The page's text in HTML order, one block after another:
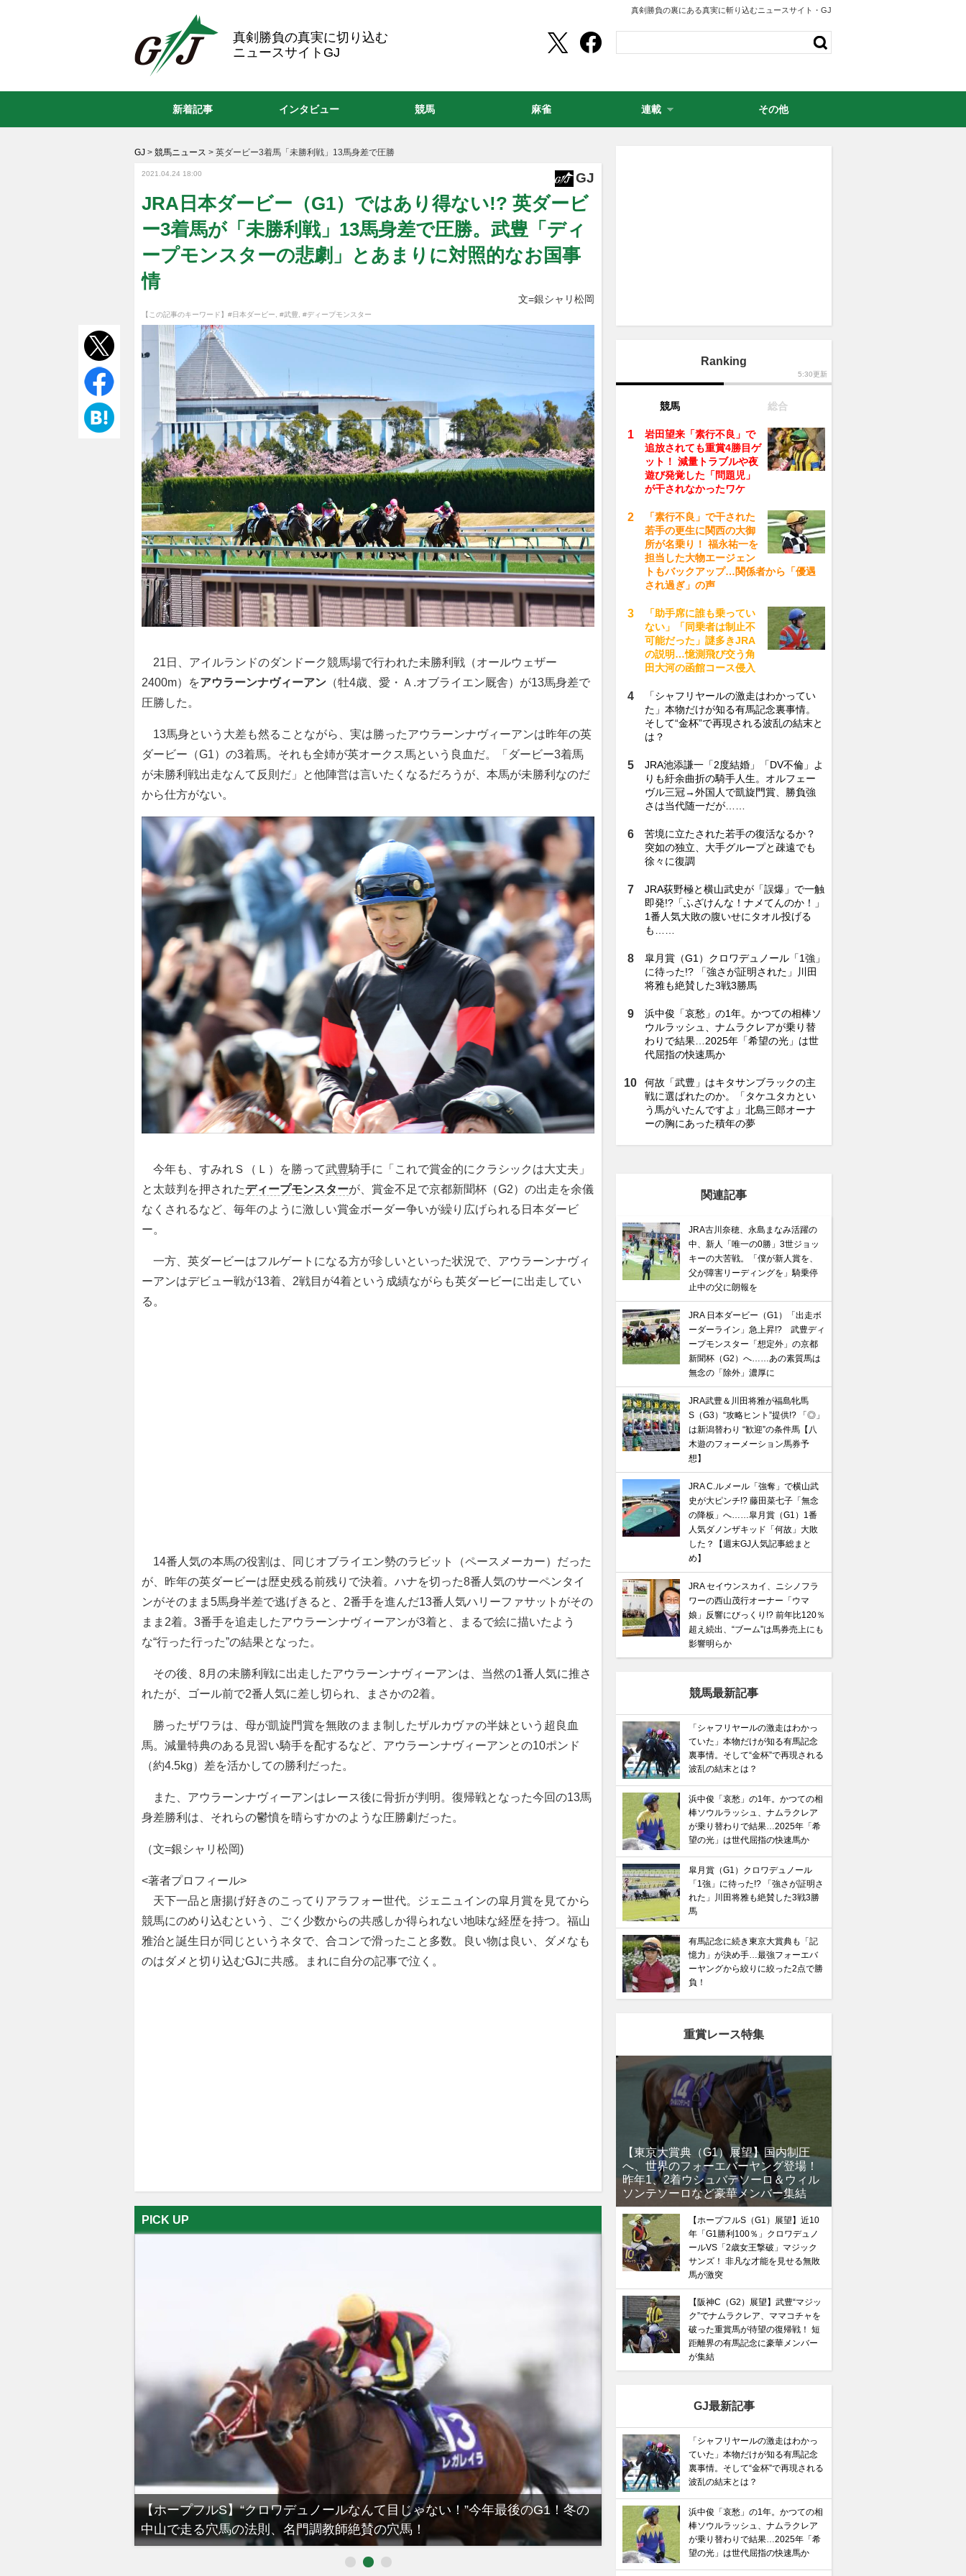
真剣勝負の裏にある真実に斬り込むニュースサイト・GJ
真剣勝負の真実に切り込む
ニュースサイトGJ
GJ > 競馬ニュース > 英ダービー3着馬「未勝利戦」13馬身差で圧勝
2021.04.24 18:00 GJ
JRA日本ダービー（G1）ではあり得ない!? 英ダービ
ー3着馬が「未勝利戦」13馬身差で圧勝。武豊「ディ
ープモンスターの悲劇」とあまりに対照的なお国事
情
文=銀シャリ松岡
【この記事のキーワード】 #日本ダービー #武豊 #ディープモンスター
21日、アイルランドのダンドーク競馬場で行われた未勝利戦（オールウェザー
2400m）をアウラーンナヴィーアン （牡4歳、愛・Ａ.オブライエン厩舎）が13馬身差で
圧勝した。
13馬身という大差も然ることながら、実は勝ったアウラーンナヴィーアンは昨年の英
ダービー（G1）の3着馬。それも全姉が英オークス馬という良血だ。「ダービー3着馬
が未勝利戦出走なんて反則だ」と他陣営は言いたくなるだろうが、本馬が未勝利なのだ
から仕方がない。
今年も、すみれＳ（Ｌ）を勝って武豊騎手に「これで賞金的にクラシックは大丈夫」
と太鼓判を押されたディープモンスターが、賞金不足で京都新聞杯（G2）の出走を余儀
なくされるなど、毎年のように激しい賞金ボーダー争いが繰り広げられる日本ダービ
ー。
一方、英ダービーはフルゲートになる方が珍しいといった状況で、アウラーンナヴィ
ーアンはデビュー戦が13着、2戦目が4着という成績ながらも英ダービーに出走してい
る。
14番人気の本馬の役割は、同じオブライエン勢のラビット（ペースメーカー）だった
が、昨年の英ダービーは歴史残る前残りで決着。ハナを切った8番人気のサーペンタイ
ンがそのまま5馬身半差で逃げきると、2番手を進んだ13番人気ハリーファサットがその
まま2着。3番手を追走したアウラーンナヴィーアンが3着と、まるで絵に描いたよう
な“行った行った”の結果となった。
その後、8月の未勝利戦に出走したアウラーンナヴィーアンは、当然の1番人気に推さ
れたが、ゴール前で2番人気に差し切られ、まさかの2着。
勝ったザワラは、母が凱旋門賞を無敗のまま制したザルカヴァの半妹という超良血
馬。減量特典のある見習い騎手を配するなど、アウラーンナヴィーアンとの10ポンド
（約4.5kg）差を活かしての勝利だった。
また、アウラーンナヴィーアンはレース後に骨折が判明。復帰戦となった今回の13馬
身差勝利は、それらの鬱憤を晴らすかのような圧勝劇だった。
（文=銀シャリ松岡)
<著者プロフィール>
天下一品と唐揚げ好きのこってりアラフォー世代。ジェニュインの皐月賞を見てから
競馬にのめり込むという、ごく少数からの共感しか得られない地味な経歴を持つ。福山
雅治と誕生日が同じというネタで、合コンで滑ったこと多数。良い物は良い、ダメなも
のはダメと切り込むGJに共感。まれに自分の記事で泣く。
PICK UP
【ホープフルS】“クロワデュノールなんて目じゃない！”今年最後のG1！冬の
中山で走る穴馬の法則、名門調教師絶賛の穴馬！
【有馬記念】武豊×ドウデュースを逆転できる候補3頭！と絶
るべき“隠れ穴馬！”
Ranking
5:30更新
競馬 総合
岩田望来「素行不良」で
追放されても重賞4勝目ゲ
ット！ 減量トラブルや夜
遊び発覚した「問題児」
が干されなかったワケ
「素行不良」で干された
若手の更生に関西の大御
所が名乗り！ 福永祐一を
担当した大物エージェン
トもバックアップ…関係者から「優遇
され過ぎ」の声
「助手席に誰も乗ってい
ない」「同乗者は制止不
可能だった」謎多きJRA
の説明…憶測飛び交う角
田大河の函館コース侵入
「シャフリヤールの激走はわかってい
た」本物だけが知る有馬記念裏事情。
そして“金杯”で再現される波乱の結末と
は？
JRA池添謙一「2度結婚」「DV不倫」よ
りも紆余曲折の騎手人生。オルフェー
ヴル三冠→外国人で凱旋門賞、勝負強
さは当代随一だが……
苦境に立たされた若手の復活なるか？
突如の独立、大手グループと疎遠でも
徐々に復調
JRA荻野極と横山武史が「誤爆」で一触
即発!?「ふざけんな！ナメてんのか！」
1番人気大敗の腹いせにタオル投げる
も……
皐月賞（G1）クロワデュノール「1強」
に待った!? 「強さが証明された」川田
将雅も絶賛した3戦3勝馬
浜中俊「哀愁」の1年。かつての相棒ソ
ウルラッシュ、ナムラクレアが乗り替
わりで結果…2025年「希望の光」は世
代屈指の快速馬か
何故「武豊」はキタサンブラックの主
戦に選ばれたのか。「タケユタカとい
う馬がいたんですよ」北島三郎オーナ
ーの胸にあった積年の夢
関連記事
JRA古川奈穂、永島まなみ活躍の
中、新人「唯一の0勝」3世ジョッ
キーの大苦戦。「僕が新人賞を、
父が障害リーディングを」騎乗停
止中の父に朗報を
JRA 日本ダービー（G1）「出走ボ
ーダーライン」急上昇!? 武豊ディ
ープモンスター「想定外」の京都
新聞杯（G2）へ……あの素質馬は
無念の「除外」濃厚に
JRA武豊＆川田将雅が福島牝馬
S（G3）“攻略ヒント”提供!? 「◎」
は新潟替わり “歓迎”の条件馬【八
木遊のフォーメーション馬券予
想】
JRA C.ルメール「強奪」で横山武
史が大ピンチ!? 藤田菜七子「無念
の降板」へ……皐月賞（G1）1番
人気ダノンザキッド「何故」大敗
した？【週末GJ人気記事総まと
め】
JRA セイウンスカイ、ニシノフラ
ワーの西山茂行オーナー「ウマ
娘」反響にびっくり!? 前年比120％
超え続出、“ブーム”は馬券売上にも
影響明らか
競馬最新記事
「シャフリヤールの激走はわかっ
ていた」本物だけが知る有馬記念
裏事情。そして“金杯”で再現される
波乱の結末とは？
浜中俊「哀愁」の1年。かつての相
棒ソウルラッシュ、ナムラクレア
が乗り替わりで結果…2025年「希
望の光」は世代屈指の快速馬か
皐月賞（G1）クロワデュノール
「1強」に待った!? 「強さが証明さ
れた」川田将雅も絶賛した3戦3勝
馬
有馬記念に続き東京大賞典も「記
憶力」が決め手…最強フォーエバ
ーヤングから絞りに絞った2点で勝
負！
重賞レース特集
【東京大賞典（G1）展望】国内制圧
へ、世界のフォーエバーヤング登場！
昨年1、2着ウシュバテソーロ＆ウィル
ソンテソーロなど豪華メンバー集結
【ホープフルS（G1）展望】近10
年「G1勝利100％」クロワデュノ
ールVS「2歳女王撃破」マジック
サンズ！ 非凡な才能を見せる無敗
馬が激突
【阪神C（G2）展望】武豊“マジッ
ク”でナムラクレア、ママコチャを
破った重賞馬が待望の復帰戦！ 短
距離界の有馬記念に豪華メンバー
が集結
GJ最新記事
「シャフリヤールの激走はわかっ
ていた」本物だけが知る有馬記念
裏事情。そして“金杯”で再現される
波乱の結末とは？
浜中俊「哀愁」の1年。かつての相
棒ソウルラッシュ、ナムラクレア
が乗り替わりで結果…2025年「希
望の光」は世代屈指の快速馬か
新着記事 インタビュー 競馬 麻雀 連載 その他